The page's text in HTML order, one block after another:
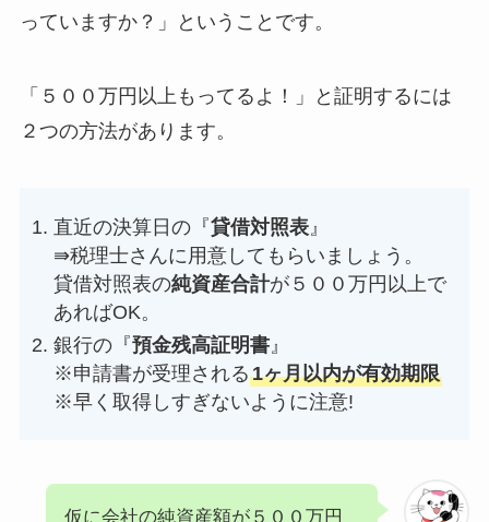
っていますか？」ということです。
「５００万円以上もってるよ！」と証明するには
２つの方法があります。
直近の決算日の『貸借対照表 』
⇛税理士さんに用意してもらいましょう。
貸借対照表の純資産合計が５００万円以上で
あればOK。
銀行の『預金残高証明書 』
※申請書が受理される1ヶ月以内が有効期限
※早く取得しすぎないように注意!
仮に会社の純資産額が５００万円